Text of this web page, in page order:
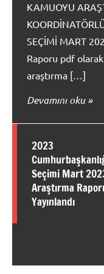
KAMUOYU
SEÇİMİ MART
Raporu pdf
araştırma […]
Devamını oku
2023
Seçimi Mart
Araştırma
Yayınlandı